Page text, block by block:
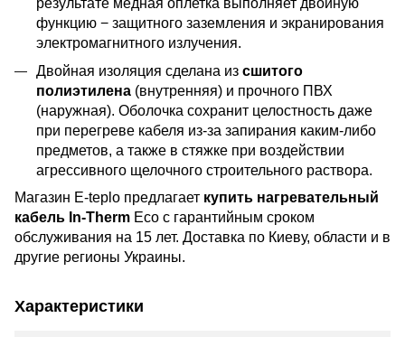
результате медная оплетка выполняет двойную
функцию − защитного заземления и экранирования
электромагнитного излучения.
Двойная изоляция сделана из сшитого
полиэтилена (внутренняя) и прочного ПВХ
(наружная). Оболочка сохранит целостность даже
при перегреве кабеля из-за запирания каким-либо
предметов, а также в стяжке при воздействии
агрессивного щелочного строительного раствора.
Магазин E-teplo предлагает купить нагревательный
кабель In-Therm Eco с гарантийным сроком
обслуживания на 15 лет. Доставка по Киеву, области и в
другие регионы Украины.
Характеристики